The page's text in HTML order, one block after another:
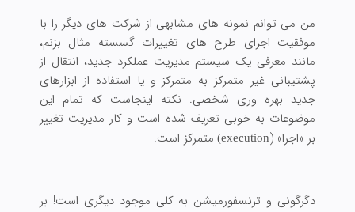
من می توانم نمونه های مشابهی از شرکت های دیگر را با
موفقیت اجرای طرح های تغییرات گسسته مثال بزنم،
مانند معرفی یک سیستم مدیریت عملکرد جدید، انتقال از
پشتیبانی غیر متمرکز به متمرکز و یا استفاده از ابزارهای
جدید بهره وری شخصی. نکته اینجاست که تمام این
موضوعات به خوبی تعریف شده است و کار مدیریت تغییر
بر «اجرا» (execution) متمرکز است.
دگرگونی و ترنسفورمیشن به کلی موجود دیگری است! بر